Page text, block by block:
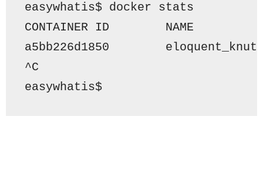
easywhatis$ docker stats
CONTAINER ID        NAME
a5bb226d1850
^C
easywhatis$